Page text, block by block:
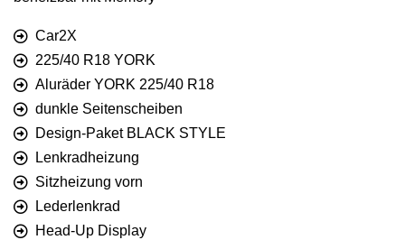
Car2X
225/40 R18 YORK
Aluräder YORK 225/40 R18
dunkle Seitenscheiben
Design-Paket BLACK STYLE
Lenkradheizung
Sitzheizung vorn
Lederlenkrad
Head-Up Display